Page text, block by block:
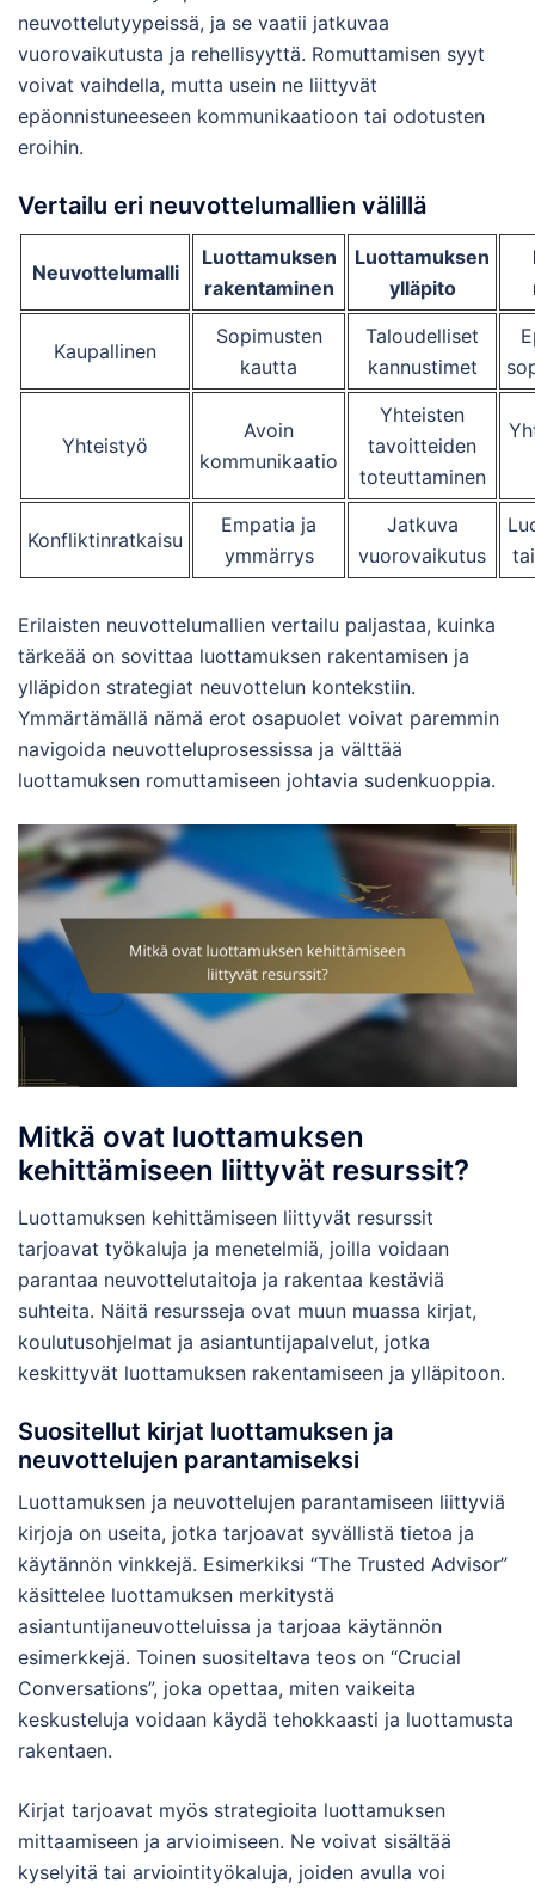
neuvottelutyypeissä, ja se vaatii jatkuvaa
vuorovaikutusta ja rehellisyyttä. Romuttamisen syyt
voivat vaihdella, mutta usein ne liittyvät
epäonnistuneeseen kommunikaatioon tai odotusten
eroihin.
Vertailu eri neuvottelumallien välillä
Neuvottelumalli
Luottamuksen
rakentaminen
Luottamuksen
ylläpito
Kaupallinen
Sopimusten
kautta
Taloudelliset
kannustimet
Yhteistyö
Avoin
kommunikaatio
Yhteisten
tavoitteiden
toteuttaminen
Konfliktinratkaisu
Empatia ja
ymmärrys
Jatkuva
vuorovaikutus
Erilaisten neuvottelumallien vertailu paljastaa, kuinka
tärkeää on sovittaa luottamuksen rakentamisen ja
ylläpidon strategiat neuvottelun kontekstiin.
Ymmärtämällä nämä erot osapuolet voivat paremmin
navigoida neuvotteluprosessissa ja välttää
luottamuksen romuttamiseen johtavia sudenkuoppia.
Mitkä ovat luottamuksen
kehittämiseen liittyvät resurssit?
Luottamuksen kehittämiseen liittyvät resurssit
tarjoavat työkaluja ja menetelmiä, joilla voidaan
parantaa neuvottelutaitoja ja rakentaa kestäviä
suhteita. Näitä resursseja ovat muun muassa kirjat,
koulutusohjelmat ja asiantuntijapalvelut, jotka
keskittyvät luottamuksen rakentamiseen ja ylläpitoon.
Suositellut kirjat luottamuksen ja
neuvottelujen parantamiseksi
Luottamuksen ja neuvottelujen parantamiseen liittyviä
kirjoja on useita, jotka tarjoavat syvällistä tietoa ja
käytännön vinkkejä. Esimerkiksi “The Trusted Advisor”
käsittelee luottamuksen merkitystä
asiantuntijaneuvotteluissa ja tarjoaa käytännön
esimerkkejä. Toinen suositeltava teos on “Crucial
Conversations”, joka opettaa, miten vaikeita
keskusteluja voidaan käydä tehokkaasti ja luottamusta
rakentaen.
Kirjat tarjoavat myös strategioita luottamuksen
mittaamiseen ja arvioimiseen. Ne voivat sisältää
kyselyitä tai arviointityökaluja, joiden avulla voi